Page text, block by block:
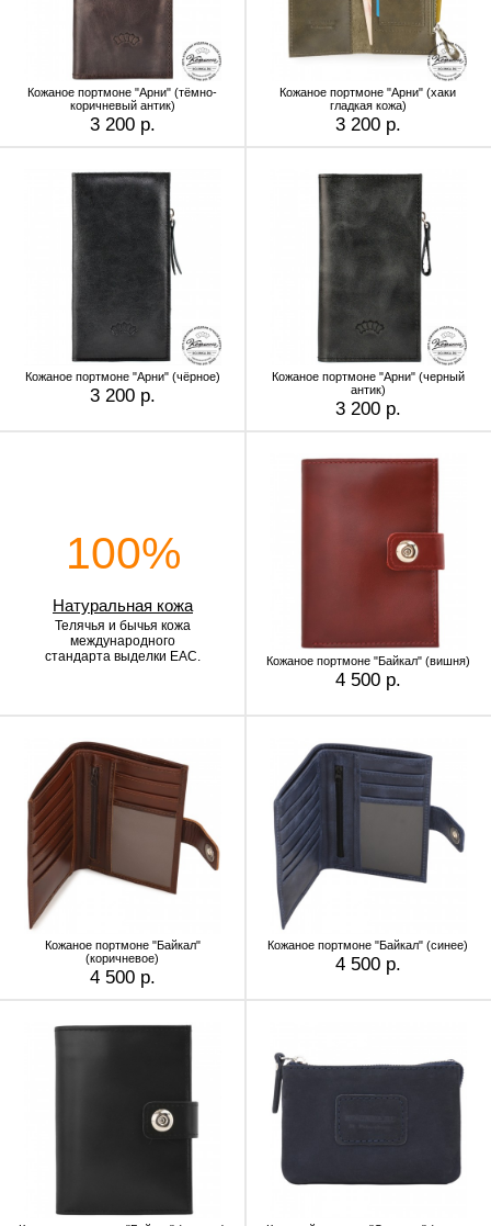
Кожаное портмоне "Арни" (тёмно-
коричневый антик)
3 200 р.
Кожаное портмоне "Арни" (хаки
гладкая кожа)
3 200 р.
Кожаное портмоне "Арни" (чёрное)
3 200 р.
Кожаное портмоне "Арни" (черный
антик)
3 200 р.
100%
Натуральная кожа
Телячья и бычья кожа
международного
стандарта выделки EAC.
Кожаное портмоне "Байкал" (вишня)
4 500 р.
Кожаное портмоне "Байкал"
(коричневое)
4 500 р.
Кожаное портмоне "Байкал" (синее)
4 500 р.